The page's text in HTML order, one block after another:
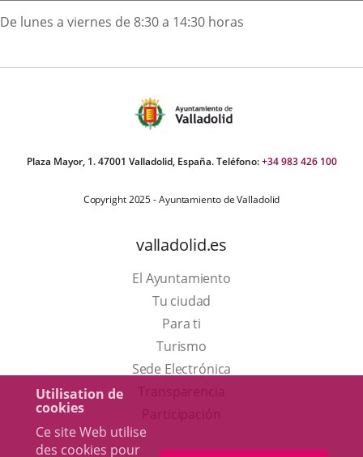
Utilisation de
cookies
Ce site Web utilise
des cookies pour
De lunes a viernes de 8:30 a 14:30 horas
Plaza Mayor, 1. 47001 Valladolid, España. Teléfono:+34 983 426 100
Copyright 2025 - Ayuntamiento de Valladolid
valladolid.es
El Ayuntamiento
Tu ciudad
Para ti
TurismoEste
enlace
Sede Electrónica